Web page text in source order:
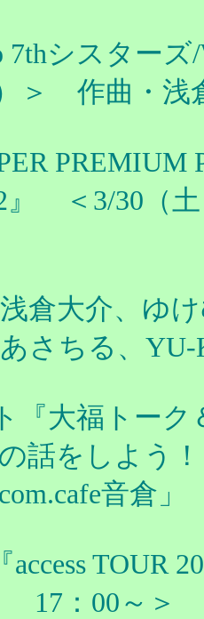
7thシスター
＞ 作曲・浅
』 ＜3/30（
倉大介、ゆ
さちる、YU-
『大福トー
の話をしよ
音倉
access TOUR
17：00～＞